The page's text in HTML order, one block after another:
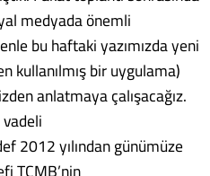
medyada önemli
bu haftaki yazımızda yeni
kullanılmış bir uygulama)
anlatmaya çalışacağız.
2012 yılından günümüze